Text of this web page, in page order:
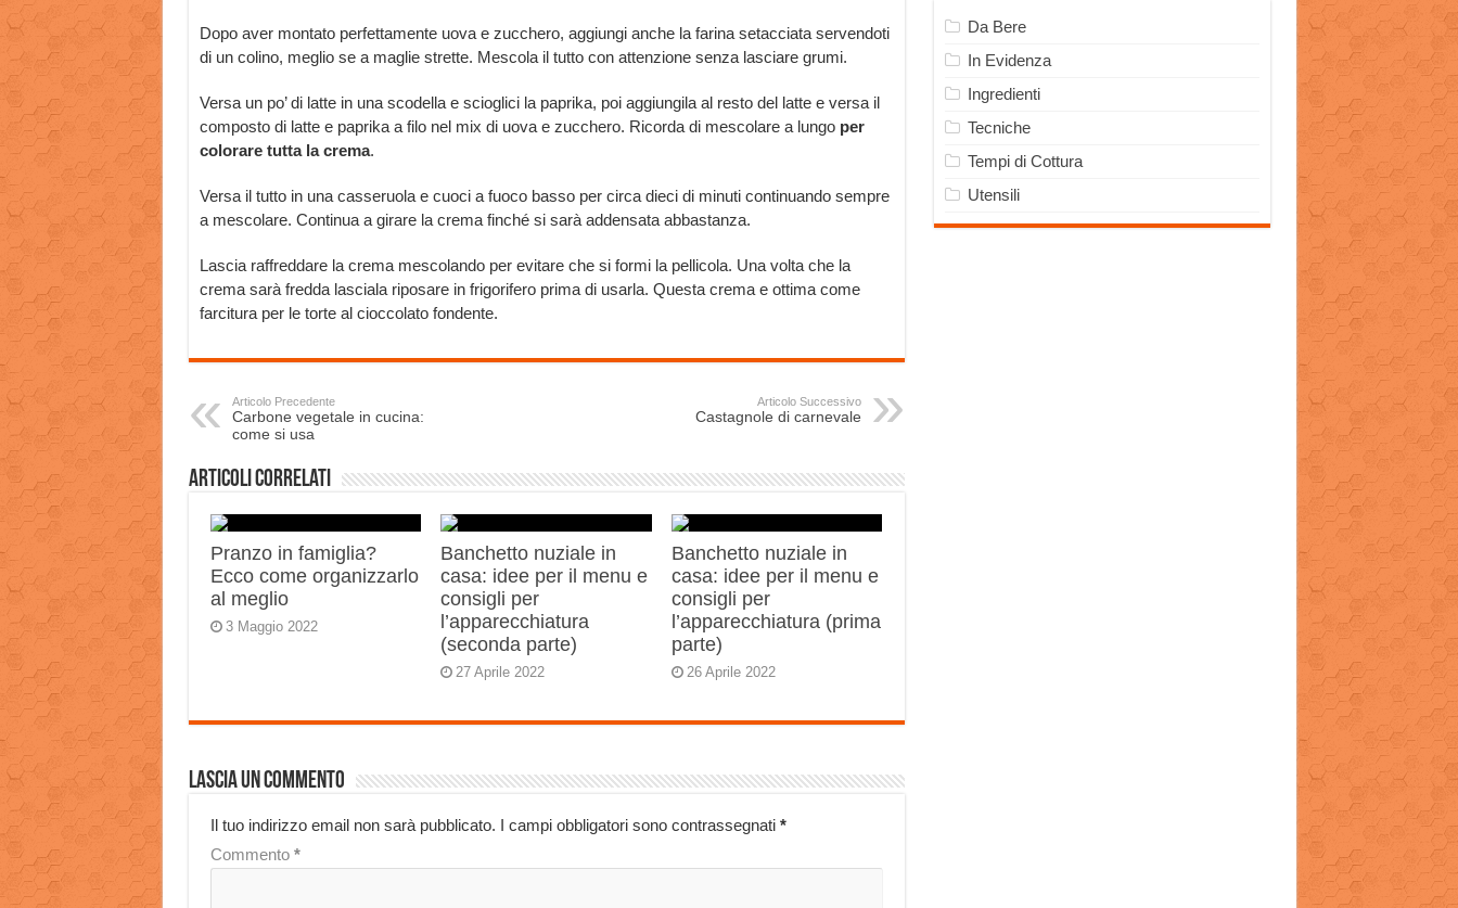
Dopo aver montato perfettamente uova e zucchero, aggiungi anche la farina setacciata servendoti
di un colino, meglio se a maglie strette. Mescola il tutto con attenzione senza lasciare grumi.
Versa un po’ di latte in una scodella e scioglici la paprika, poi aggiungila al resto del latte e versa il
composto di latte e paprika a filo nel mix di uova e zucchero. Ricorda di mescolare a lungo per
colorare tutta la crema.
Versa il tutto in una casseruola e cuoci a fuoco basso per circa dieci di minuti continuando sempre
a mescolare. Continua a girare la crema finché si sarà addensata abbastanza.
Lascia raffreddare la crema mescolando per evitare che si formi la pellicola. Una volta che la
crema sarà fredda lasciala riposare in frigorifero prima di usarla. Questa crema e ottima come
farcitura per le torte al cioccolato fondente.
Articolo Precedente
Carbone vegetale in cucina:
come si usa
Articolo Successivo
Castagnole di carnevale
Articoli correlati
Pranzo in famiglia?
Ecco come organizzarlo
al meglio
3 Maggio 2022
Banchetto nuziale in
casa: idee per il menu e
consigli per
l’apparecchiatura
(seconda parte)
27 Aprile 2022
Banchetto nuziale in
casa: idee per il menu e
consigli per
l’apparecchiatura (prima
parte)
26 Aprile 2022
Lascia un commento
Il tuo indirizzo email non sarà pubblicato. I campi obbligatori sono contrassegnati *
Commento *
Da Bere
In Evidenza
Ingredienti
Tecniche
Tempi di Cottura
Utensili